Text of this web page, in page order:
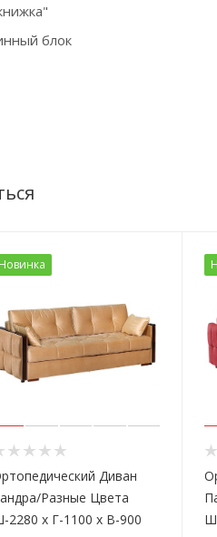
блок
Новинка
Диван
Разные Цвета
2280 х Г-1100 х В-900